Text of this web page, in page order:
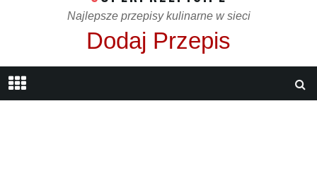
Najlepsze przepisy kulinarne w sieci
Dodaj Przepis